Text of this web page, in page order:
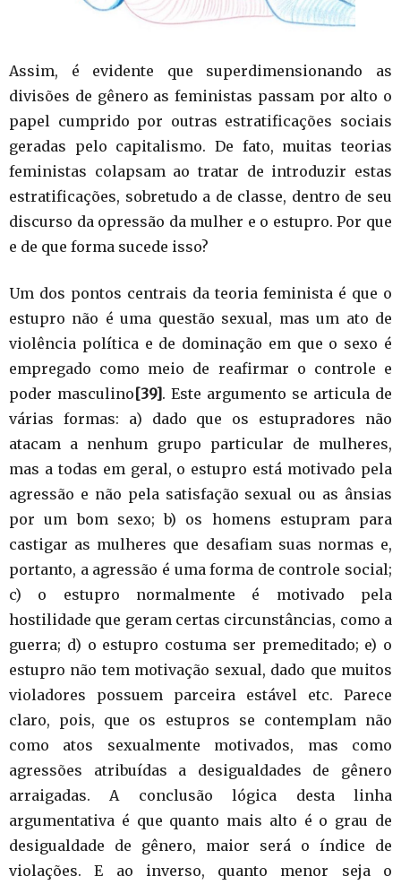
Assim, é evidente que superdimensionando as
divisões de gênero as feministas passam por alto o
papel cumprido por outras estratificações sociais
geradas pelo capitalismo. De fato, muitas teorias
feministas colapsam ao tratar de introduzir estas
estratificações, sobretudo a de classe, dentro de seu
discurso da opressão da mulher e o estupro. Por que
e de que forma sucede isso?
Um dos pontos centrais da teoria feminista é que o
estupro não é uma questão sexual, mas um ato de
violência política e de dominação em que o sexo é
empregado como meio de reafirmar o controle e
poder masculino[39]. Este argumento se articula de
várias formas: a) dado que os estupradores não
atacam a nenhum grupo particular de mulheres,
mas a todas em geral, o estupro está motivado pela
agressão e não pela satisfação sexual ou as ânsias
por um bom sexo; b) os homens estupram para
castigar as mulheres que desafiam suas normas e,
portanto, a agressão é uma forma de controle social;
c) o estupro normalmente é motivado pela
hostilidade que geram certas circunstâncias, como a
guerra; d) o estupro costuma ser premeditado; e) o
estupro não tem motivação sexual, dado que muitos
violadores possuem parceira estável etc. Parece
claro, pois, que os estupros se contemplam não
como atos sexualmente motivados, mas como
agressões atribuídas a desigualdades de gênero
arraigadas. A conclusão lógica desta linha
argumentativa é que quanto mais alto é o grau de
desigualdade de gênero, maior será o índice de
violações. E ao inverso, quanto menor seja o